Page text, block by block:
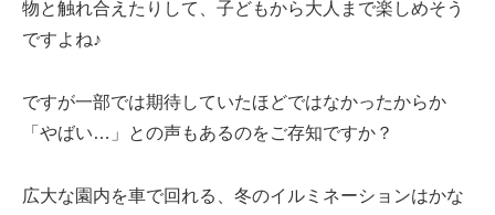
物と触れ合えたりして、子どもから大人まで楽しめそう
ですよね♪
ですが一部では期待していたほどではなかったからか
「やばい…」との声もあるのをご存知ですか？
広大な園内を車で回れる、冬のイルミネーションはかな